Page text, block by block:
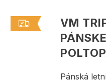
VM
Pánská